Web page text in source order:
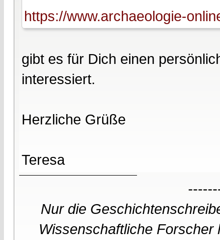
https://www.archaeologie-
gibt es für Dich einen
interessiert.
Herzliche Grüße
Teresa
Nur die
Wissenschaftliche